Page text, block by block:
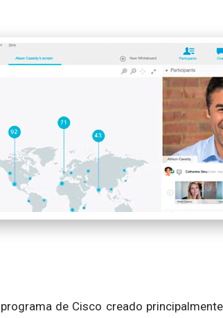
de Cisco creado